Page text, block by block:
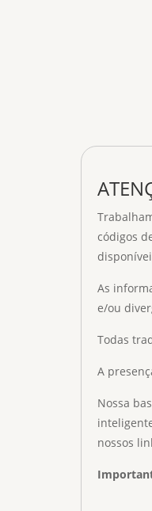
códigos
As
e/ou
Todas
A
Nossa
nossos